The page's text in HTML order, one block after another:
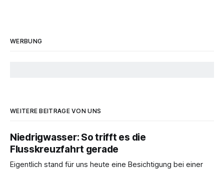
WERBUNG
WEITERE BEITRÄGE VON UNS
Niedrigwasser: So trifft es die
Flusskreuzfahrt gerade
Eigentlich stand für uns heute eine Besichtigung bei einer